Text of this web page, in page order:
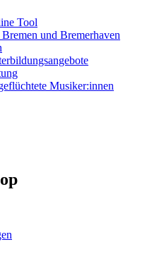
Tool
und Bremerhaven
Musiker:innen